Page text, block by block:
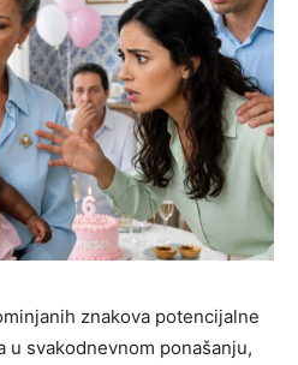
znakova potencijalne
u svakodnevnom ponašanju,